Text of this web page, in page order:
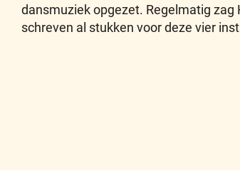
dansmuziek opgezet. Regelmatig
schreven al stukken voor deze vier